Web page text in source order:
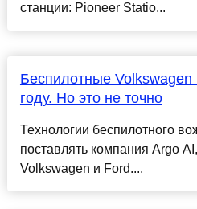
станции: Pioneer Statio...
Беспилотные Volkswagen
году. Но это не точно
Технологии беспилотного
поставлять компания Argo
Volkswagen и Ford....